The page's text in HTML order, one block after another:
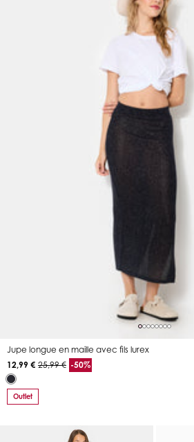
Jupe longue en maille avec fils lurex
12,99 € 25,99 € -50%
Outlet